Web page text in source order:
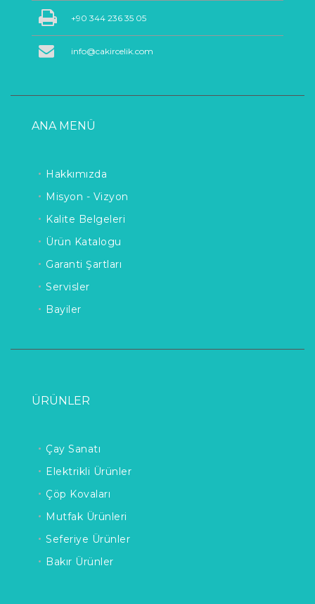
+90 344 236 35 05
info@cakircelik.com
ANA MENÜ
Hakkımızda
Misyon - Vizyon
Kalite Belgeleri
Ürün Katalogu
Garanti Şartları
Servisler
Bayiler
ÜRÜNLER
Çay Sanatı
Elektrikli Ürünler
Çöp Kovaları
Mutfak Ürünleri
Seferiye Ürünler
Bakır Ürünler